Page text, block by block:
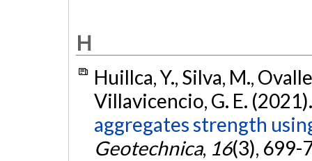
H
Huillca, Y., Silva, M.,
Villavicencio, G. E.
aggregates strength
Geotechnica, 16(3), 699-